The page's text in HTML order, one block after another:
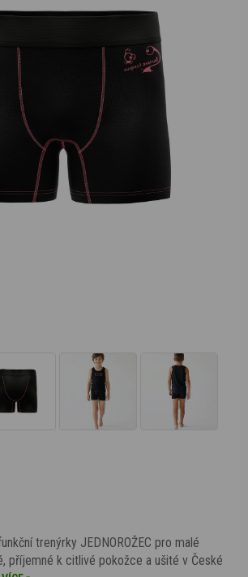
trenýrky JEDNOROŽEC pro malé
příjemné k citlivé pokožce a ušité v České